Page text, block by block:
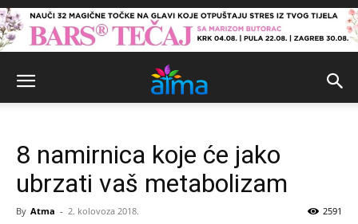
8 namirnica koje će jako
ubrzati vaš metabolizam
By Atma - 2. kolovoza 2018. 2591